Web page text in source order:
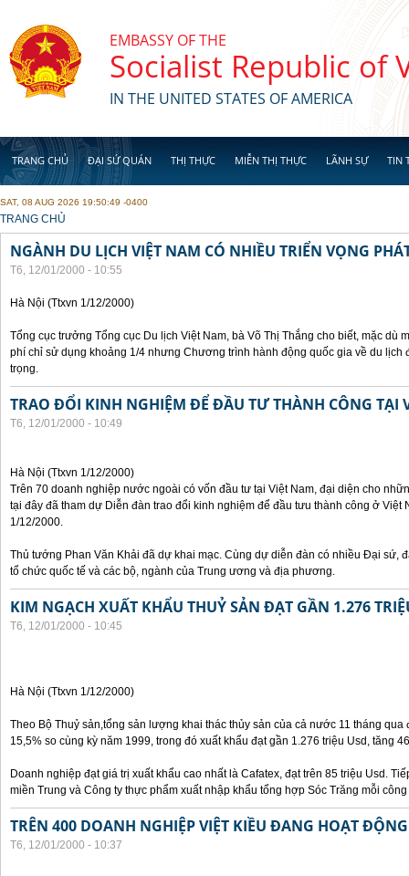
EMBASSY OF THE
Socialist Republic of
IN THE UNITED STATES OF AMERICA
TRANG CHỦ ĐẠI SỨ QUÁN THỊ THỰC MIỄN THỊ THỰC LÃNH SỰ TIN
SAT, 08 AUG 2026 19:50:49 -0400
YOU ARE HERE
TRANG CHỦ
NGÀNH DU LỊCH VIỆT NAM CÓ NHIỀU TRIỂN VỌNG
T6, 12/01/2000 - 10:55
Hà Nội (Ttxvn 1/12/2000)
Tổng cục trưởng Tổng cục Du lịch Việt Nam, bà Võ Thị Thắng cho biết, mặc dù
phí chỉ sử dụng khoảng 1/4 nhưng Chương trình hành động quốc gia về du lịch
trọng.
TRAO ĐỔI KINH NGHIỆM ĐỂ ĐẦU TƯ THÀNH CÔNG TẠI
T6, 12/01/2000 - 10:49
Hà Nội (Ttxvn 1/12/2000)
Trên 70 doanh nghiệp nước ngoài có vốn đầu tư tại Việt Nam, đại diện cho
tại đây đã tham dự Diễn đàn trao đổi kinh nghiệm để đầu tưu thành công ở Việt
1/12/2000.
Thủ tướng Phan Văn Khải đã dự khai mạc. Cùng dự diễn đàn có nhiều Đại sứ,
tổ chức quốc tế và các bộ, ngành của Trung ương và địa phương.
KIM NGẠCH XUẤT KHẨU THUỶ SẢN ĐẠT GẦN 1.276
T6, 12/01/2000 - 10:45
Hà Nội (Ttxvn 1/12/2000)
Theo Bộ Thuỷ sản,tổng sản lượng khai thác thủy sản của cả nước 11 tháng qua
15,5% so cùng kỳ năm 1999, trong đó xuất khẩu đạt gần 1.276 triệu Usd, tăng
Doanh nghiệp đạt giá trị xuất khẩu cao nhất là Cafatex, đạt trên 85 triệu Usd.
miền Trung và Công ty thực phẩm xuất nhập khẩu tổng hợp Sóc Trăng mỗi
TRÊN 400 DOANH NGHIỆP VIỆT KIỀU ĐANG HOẠT
T6, 12/01/2000 - 10:37